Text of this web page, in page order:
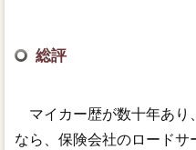
総評
マイカー歴が数十年あり
なら、保険会社のロードサ